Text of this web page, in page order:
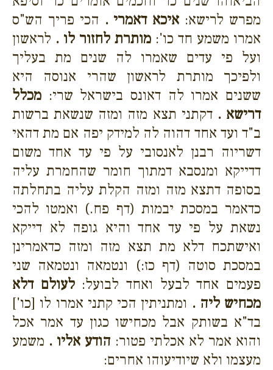
מפרש לרישא: איכא דאמרי . הכי פריך הש"ס
אמרו משמע חד כו': מותרת לחזור לו . לראשון
ועל פי עדים שאמרו לה שנים מת בעליך
ולפיכך מותרת לראשון שהרי אנוסה היא
ששנים אמרו לה דאונס בישראל שרי: מכלל
דרישא . דקתני תצא מזה ומזה שנשאת ברשות
ב"ד ועד אחד דהוה לה למידק יפה אם מת דהאי
דשריוה רבנן לאנסובי על פי עד אחד משום
דדייקא ומנסבא דמתוך חומר שהחמרת עליה
בסופה דתצא מזה ומזה הקלת עליה בתחלתה
כדאמר במסכת יבמות (דף פח.) ואמטו להכי
נשאת על פי עד אחד והיא גופה לא דייקא
ואישתכח דלא מת תצא מזה ומזה כדאמרינן
במסכת סוטה (דף כז:) ונטמאה ונטמאה שני
פעמים אחד לבעל ואחד לבועל:לעולם דלא
מכחיש ליה . ומתניתין הכי קתני אמרו לו [כו']
בד"א בשותק אבל מכחישו כגון עד אמר אכל
והוא אמר לא אכלתי פטור: הודע אליו . משמע
מעצמו ולא שיודיעוהו אחרים: